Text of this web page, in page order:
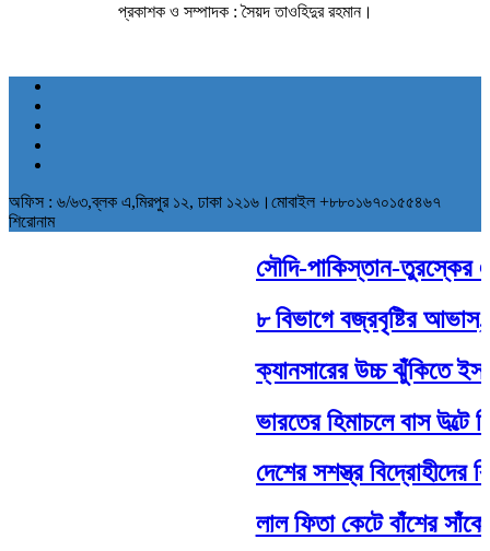
প্রকাশক ও সম্পাদক : সৈয়দ তাওহিদুর রহমান।
অফিস : ৬/৬৩,ব্লক এ,মিরপুর ১২, ঢাকা ১২১৬।মোবাইল +৮৮০১৬৭০১৫৫৪৬৭
শিরোনাম
সৌদি-পাকিস্তান-তুরস্কের
৮ বিভাগে বজ্রবৃষ্টির আভাস,
ক্যানসারের উচ্চ ঝুঁকিতে
ভারতের হিমাচলে বাস
দেশের সশস্ত্র বিদ্রোহীদের
লাল ফিতা কেটে বাঁশের